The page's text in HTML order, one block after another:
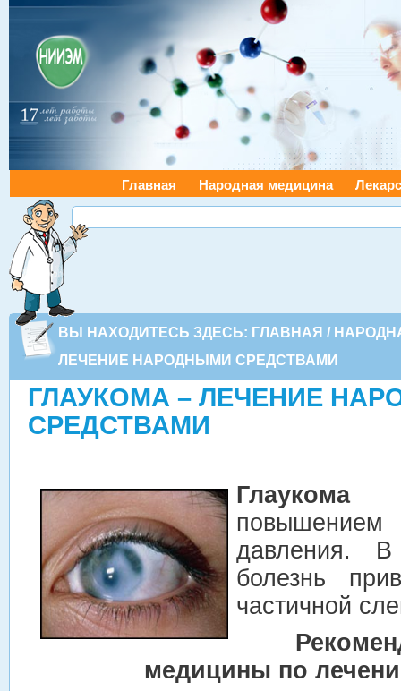
Главная Народная медицина
ВЫ НАХОДИТЕСЬ ЗДЕСЬ: ГЛАВНАЯ /
ЛЕЧЕНИЕ НАРОДНЫМИ СРЕДСТВАМИ
ГЛАУКОМА – ЛЕЧЕНИЕ
СРЕДСТВАМИ
Глаукома–
давления. В
болезнь
частичной
медицины по